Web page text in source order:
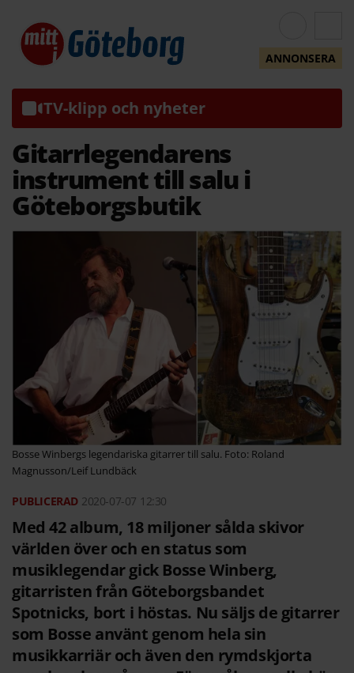
ANNONSERA
TV-klipp och nyheter
Gitarrlegendarens
instrument till salu i
Göteborgsbutik
Bosse Winbergs legendariska gitarrer till salu. Foto: Roland
Magnusson/Leif Lundbäck
2020-07-07 12:30
Med 42 album, 18 miljoner sålda skivor
världen över och en status som
musiklegendar gick Bosse Winberg,
gitarristen från Göteborgsbandet
Spotnicks, bort i höstas. Nu säljs de gitarrer
som Bosse använt genom hela sin
musikkarriär och även den rymdskjorta